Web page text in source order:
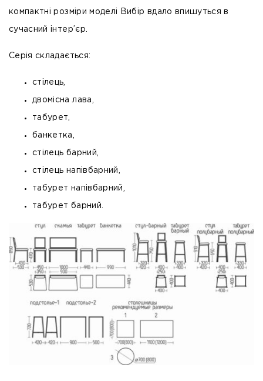
компактні розміри моделі Вибір вдало впишуться в
сучасний інтер’єр.
Серія складається:
стілець,
двомісна лава,
табурет,
банкетка,
стілець барний,
стілець напівбарний,
табурет напівбарний,
табурет барний.